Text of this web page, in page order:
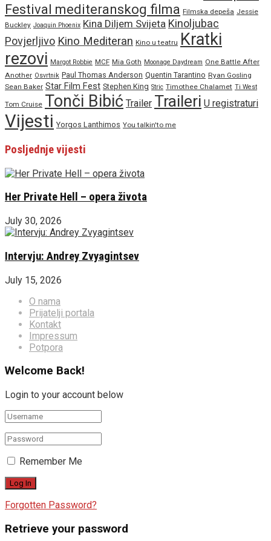
Festival mediteranskog filma Filmska depeša Jessie
Buckley Joaquin Phoenix Kina Diljem Svijeta Kinoljubac
Povjerljivo Kino Mediteran Kino u teatru
Kratki
rezovi Margot Robbie MCF Mia Goth Moonage Daydream One Battle After
Another Osvrtnik Paul Thomas Anderson Quentin Tarantino Ryan Gosling
Sean Baker Star Film Fest Stephen King Stric Timothee Chalamet Ti West
Tom Cruise Tonči Bibić Trailer Traileri U registraturi
Vijesti Yorgos Lanthimos You talkin'to me
Posljednje vijesti
Her Private Hell – opera života
July 30, 2026
Intervju: Andrey Zvyagintsev
July 15, 2026
O nama
Prijatelji portala
Kontakt
Impressum
Potpora
Welcome Back!
Login to your account below
Remember Me
Forgotten Password?
Retrieve your password